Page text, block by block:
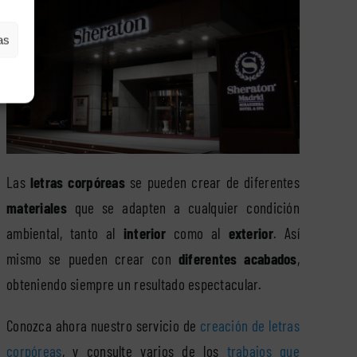
Las letras corpóreas se pueden crear de diferentes
materialesque se adapten a cualquier condición
ambiental, tanto al interior como al exterior. Así
mismo se pueden crear con diferentes acabados,
obteniendo siempre un resultado espectacular.
Conozca ahora nuestro servicio de creación de letras
corpóreas, y consulte varios de los trabajos que